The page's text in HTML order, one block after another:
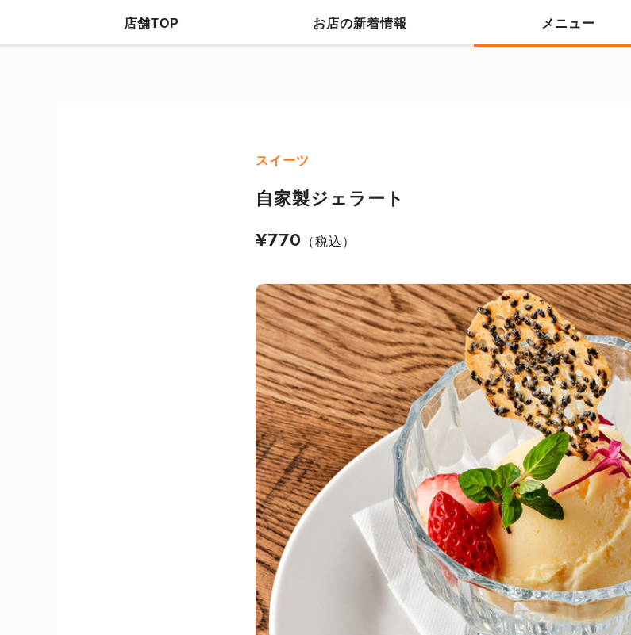
店舗TOP お店の新着情報 メニュー
スイーツ
自家製ジェラート
¥770 （税込）